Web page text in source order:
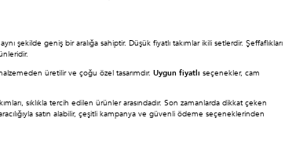
şekilde geniş bir aralığa sahiptir. Düşük fiyatlı takımlar ikili setlerdir. Şeffaflıkları
üretilir ve çoğu özel tasarımdır. Uygun fiyatlı seçenekler, cam
sıklıkla tercih edilen ürünler arasındadır. Son zamanlarda dikkat çeken
satın alabilir, çeşitli kampanya ve güvenli ödeme seçeneklerinden